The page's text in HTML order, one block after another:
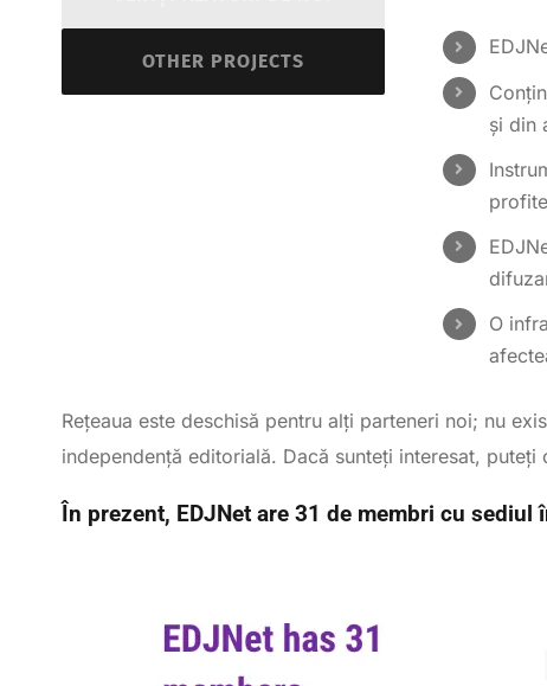
OTHER PROJECTS
și din
O
Rețeaua este deschisă pentru alți parteneri noi; nu
independenţă editorială. Dacă sunteți interesat,
În prezent, EDJNet are 31 de membri cu sediul